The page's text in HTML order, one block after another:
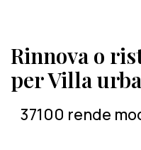
Rinnova o
per Villa
37100 rende